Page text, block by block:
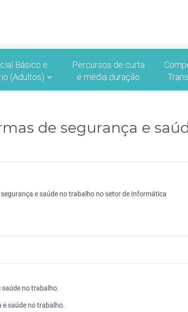
Básico e
(Adultos)
Percursos de curta
e média duração
de segurança e
e saúde no trabalho no setor de Informática
saúde no trabalho.
e saúde no trabalho.